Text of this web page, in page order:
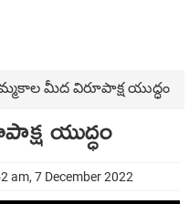
మీద విరూపాక్ష యుద్ధం
యుద్ధం
am, 7 December 2022